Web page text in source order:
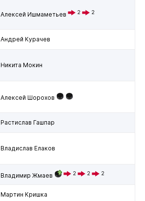
Алексей Ишмаметьев 2 2
Андрей Курачев
Никита Мокин
Алексей Шорохов
Растислав Гашпар
Владислав Елаков
Владимир Жмаев 2 2 2
Мартин Кришка